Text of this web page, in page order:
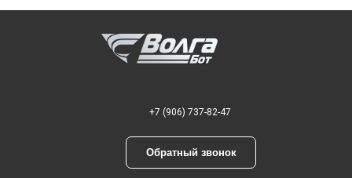
+7 (906) 737-82-47
Обратный звонок